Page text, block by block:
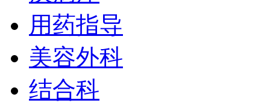
用药指导
美容外科
结合科